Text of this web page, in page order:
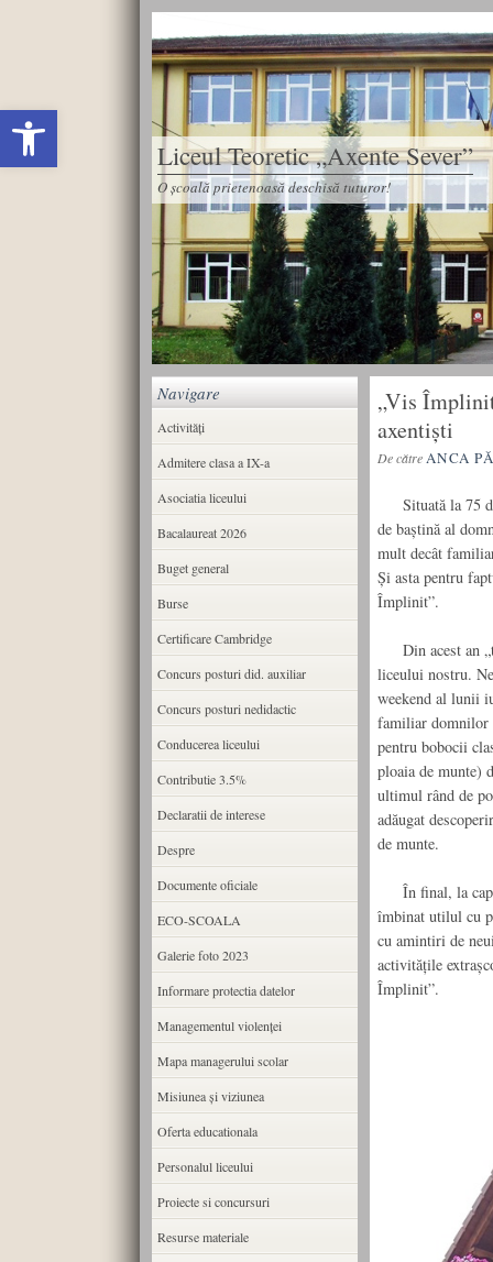
Deschide bara de unelte
Liceul Teoretic „Axente Sever”
O școală prietenoasă deschisă tuturor!
„Vis
axentiști
De cătreANCA
Situată la 75
de baștină al
mult decât
Și asta pentru
Împlinit”.
Din acest an
liceului nostru.
weekend al lunii
familiar domnilor
pentru bobocii
ploaia de munte)
ultimul rând de
adăugat
de munte.
În final, la
îmbinat utilul cu
cu amintiri de
activitățile
Împlinit”.
Navigare
Activități
Admitere clasa a IX-a
Asociatia liceului
Bacalaureat 2026
Buget general
Burse
Certificare Cambridge
Concurs posturi did. auxiliar
Concurs posturi nedidactic
Conducerea liceului
Contributie 3.5%
Declaratii de interese
Despre
Documente oficiale
ECO-SCOALA
Galerie foto 2023
Informare protectia datelor
Managementul violenței
Mapa managerului scolar
Misiunea şi viziunea
Oferta educationala
Personalul liceului
Proiecte si concursuri
Resurse materiale